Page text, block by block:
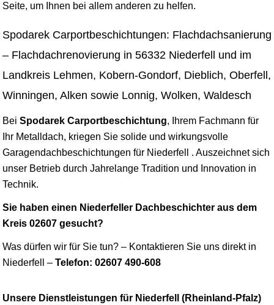
Seite, um Ihnen bei allem anderen zu helfen.
Spodarek Carportbeschichtungen: Flachdachsanierung
– Flachdachrenovierung in 56332 Niederfell und im
Landkreis Lehmen, Kobern-Gondorf, Dieblich, Oberfell,
Winningen, Alken sowie Lonnig, Wolken, Waldesch
Bei Spodarek Carportbeschichtung, Ihrem Fachmann für
Ihr Metalldach, kriegen Sie solide und wirkungsvolle
Garagendachbeschichtungen für Niederfell . Auszeichnet sich
unser Betrieb durch Jahrelange Tradition und Innovation in
Technik.
Sie haben einen Niederfeller Dachbeschichter aus dem
Kreis 02607 gesucht?
Was dürfen wir für Sie tun? – Kontaktieren Sie uns direkt in
Niederfell – Telefon: 02607 490-608
Unsere Dienstleistungen für Niederfell (Rheinland-Pfalz)